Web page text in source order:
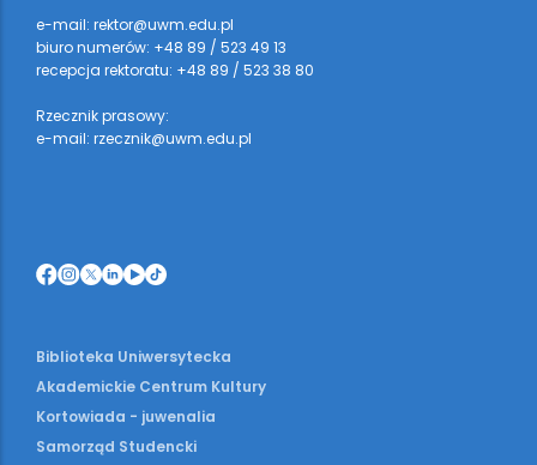
e-mail: rektor@uwm.edu.pl
biuro numerów: +48 89 / 523 49 13
recepcja rektoratu: +48 89 / 523 38 80
Rzecznik prasowy:
e-mail: rzecznik@uwm.edu.pl
Biblioteka Uniwersytecka
Akademickie Centrum Kultury
Kortowiada - juwenalia
Samorząd Studencki